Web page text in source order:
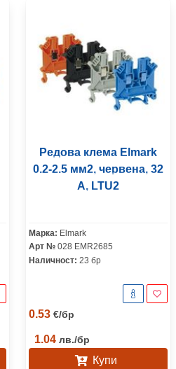
Редова клема Elmark
0.2-2.5 мм2, червена, 32
A, LTU2
Марка: Elmark
Арт № 028 EMR2685
Наличност: 23 бр
0.53 €/бр
1.04 лв./бр
Купи